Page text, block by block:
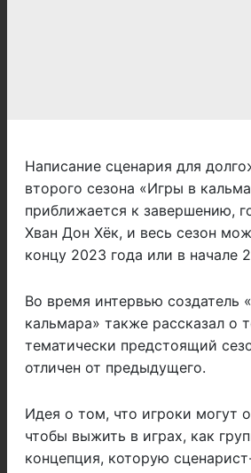
Написание сценария для
второго сезона «Игры в
приближается к завершению,
Хван Дон Хёк, и весь сезон
концу 2023 года или в начале
Во время интервью создатель
кальмара» также рассказал о
тематически предстоящий
отличен от предыдущего.
Идея о том, что игроки могут
чтобы выжить в играх, как
концепция, которую